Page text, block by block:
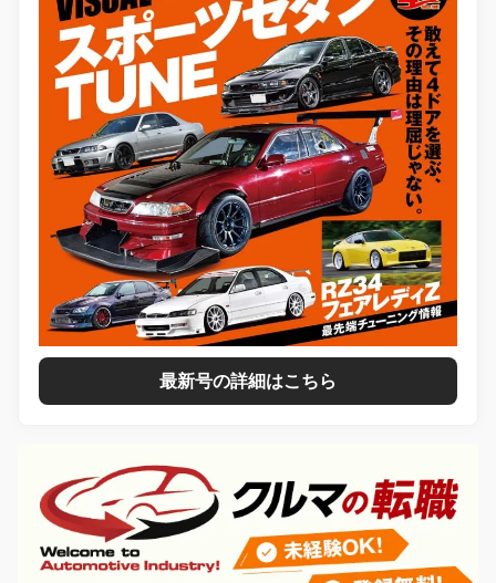
最新号の詳細はこちら